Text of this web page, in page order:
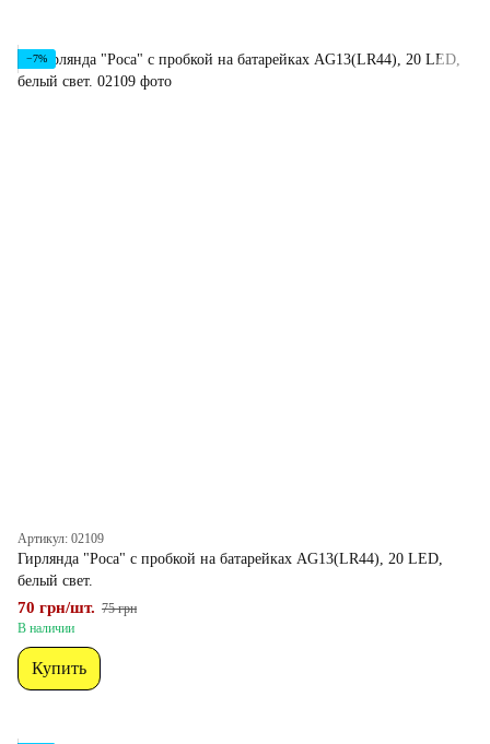
−7%
Артикул: 02109
Гирлянда "Роса" с пробкой на батарейках AG13(LR44), 20 LED,
белый свет.
70 грн/шт. 75 грн
В наличии
Купить